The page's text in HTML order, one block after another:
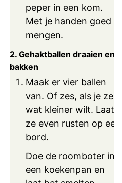
peper in een kom.
Met je handen goed
mengen.
2. Gehaktballen draaien en
bakken
Maak er vier ballen
van. Of zes, als je ze
wat kleiner wilt. Laat
ze even rusten op een
bord.
Doe de roomboter in
een koekenpan en